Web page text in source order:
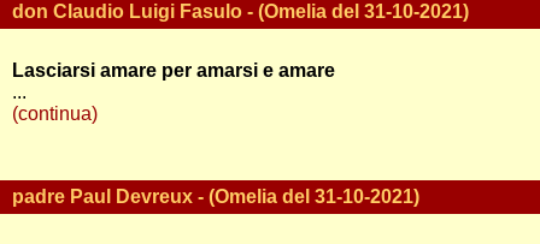
don Claudio Luigi Fasulo - (Omelia del 31-10-2021)
Lasciarsi amare per amarsi e amare
...
(continua)
padre Paul Devreux - (Omelia del 31-10-2021)